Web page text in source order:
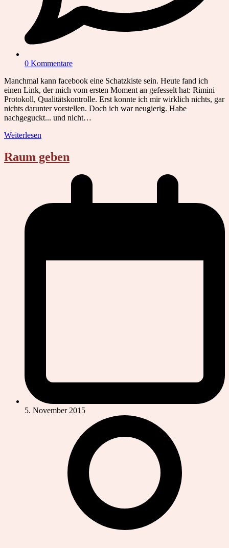
0 Kommentare
Manchmal kann facebook eine Schatzkiste sein. Heute fand ich
einen Link, der mich vom ersten Moment an gefesselt hat: Rimini
Protokoll, Qualitätskontrolle. Erst konnte ich mir wirklich nichts, gar
nichts darunter vorstellen. Doch ich war neugierig. Habe
nachgeguckt... und nicht…
Weiterlesen
Raum geben
5. November 2015